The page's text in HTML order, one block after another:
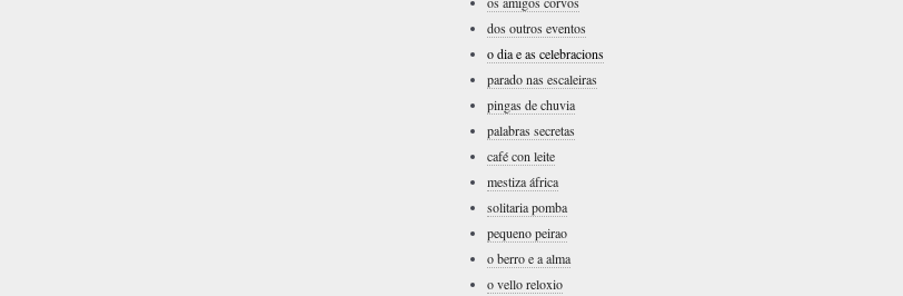
dos outros eventos
o dia e as celebracions
parado nas escaleiras
pingas de chuvia
palabras secretas
café con leite
mestiza áfrica
solitaria pomba
pequeno peirao
o berro e a alma
o vello reloxio